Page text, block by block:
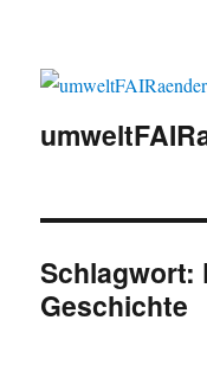
Schlagwort:
Geschichte